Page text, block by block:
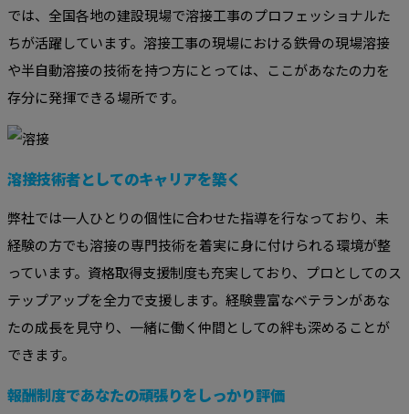
では、全国各地の建設現場で溶接工事のプロフェッショナルた
ちが活躍しています。溶接工事の現場における鉄骨の現場溶接
や半自動溶接の技術を持つ方にとっては、ここがあなたの力を
存分に発揮できる場所です。
溶接技術者としてのキャリアを築く
弊社では一人ひとりの個性に合わせた指導を行なっており、未
経験の方でも溶接の専門技術を着実に身に付けられる環境が整
っています。資格取得支援制度も充実しており、プロとしてのス
テップアップを全力で支援します。経験豊富なベテランがあな
たの成長を見守り、一緒に働く仲間としての絆も深めることが
できます。
報酬制度であなたの頑張りをしっかり評価